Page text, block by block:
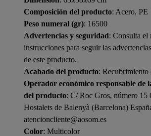
Composición del producto: Acero, PE
Peso numeral (gr): 16500
Advertencias y seguridad: Consulta el
instrucciones para seguir las
de este producto.
Acabado del producto: Recubrimiento
Operador económico responsable de
del producto: C/ Roc Gros, número 15
Hostalets de Balenyà (Barcelona)
atencioncliente@aosom.es
Color: Multicolor